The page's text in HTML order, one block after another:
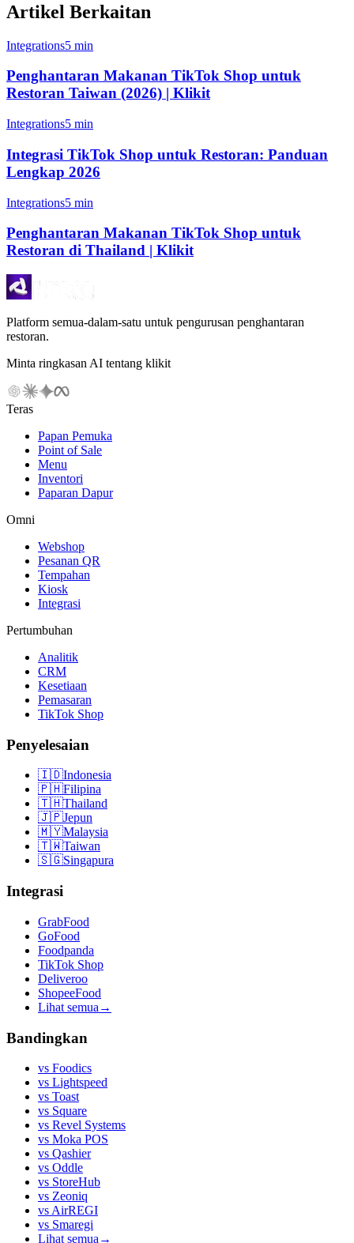
Artikel Berkaitan
Integrations5 min
Penghantaran Makanan TikTok Shop untuk
Restoran Taiwan (2026) | Klikit
Integrations5 min
Integrasi TikTok Shop untuk Restoran: Panduan
Lengkap 2026
Integrations5 min
Penghantaran Makanan TikTok Shop untuk
Restoran di Thailand | Klikit
Platform semua-dalam-satu untuk pengurusan penghantaran
restoran.
Minta ringkasan AI tentang klikit
Teras
Papan Pemuka
Point of Sale
Menu
Inventori
Paparan Dapur
Omni
Webshop
Pesanan QR
Tempahan
Kiosk
Integrasi
Pertumbuhan
Analitik
CRM
Kesetiaan
Pemasaran
TikTok Shop
Penyelesaian
🇮🇩Indonesia
🇵🇭Filipina
🇹🇭Thailand
🇯🇵Jepun
🇲🇾Malaysia
🇹🇼Taiwan
🇸🇬Singapura
Integrasi
GrabFood
GoFood
Foodpanda
TikTok Shop
Deliveroo
ShopeeFood
Lihat semua →
Bandingkan
vs Foodics
vs Lightspeed
vs Toast
vs Square
vs Revel Systems
vs Moka POS
vs Qashier
vs Oddle
vs StoreHub
vs Zeoniq
vs AirREGI
vs Smaregi
Lihat semua →